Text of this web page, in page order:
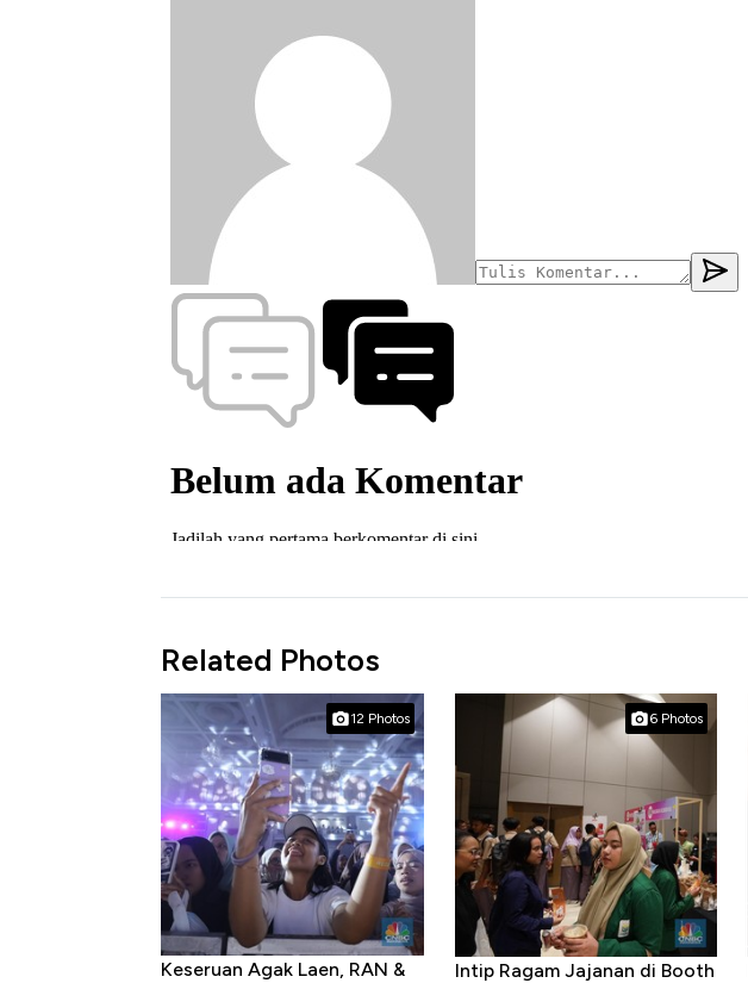
Related Photos
12 Photos
Keseruan Agak Laen, RAN &
6 Photos
Intip Ragam Jajanan di Booth